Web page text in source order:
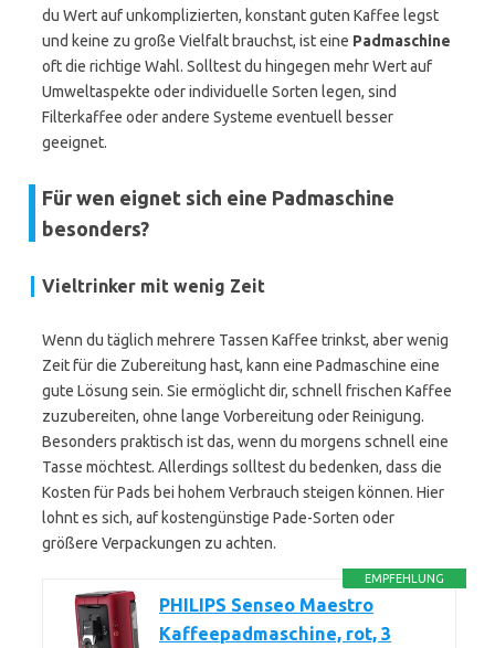
du Wert auf unkomplizierten, konstant guten Kaffee legst
und keine zu große Vielfalt brauchst, ist eine Padmaschine
oft die richtige Wahl. Solltest du hingegen mehr Wert auf
Umweltaspekte oder individuelle Sorten legen, sind
Filterkaffee oder andere Systeme eventuell besser
geeignet.
Für wen eignet sich eine Padmaschine
besonders?
Vieltrinker mit wenig Zeit
Wenn du täglich mehrere Tassen Kaffee trinkst, aber wenig
Zeit für die Zubereitung hast, kann eine Padmaschine eine
gute Lösung sein. Sie ermöglicht dir, schnell frischen Kaffee
zuzubereiten, ohne lange Vorbereitung oder Reinigung.
Besonders praktisch ist das, wenn du morgens schnell eine
Tasse möchtest. Allerdings solltest du bedenken, dass die
Kosten für Pads bei hohem Verbrauch steigen können. Hier
lohnt es sich, auf kostengünstige Pade-Sorten oder
größere Verpackungen zu achten.
EMPFEHLUNG
PHILIPS Senseo Maestro
Kaffeepadmaschine, rot, 3